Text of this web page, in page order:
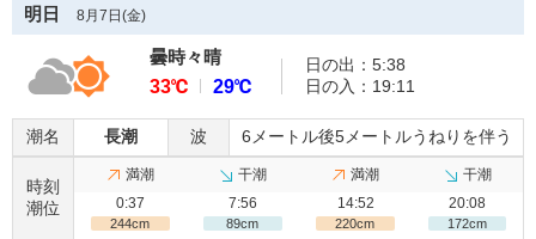
明日 8月7日(金)
曇時々晴
33℃
29℃
日の出：5:38
日の入：19:11
潮名 長潮 波 6メートル後5メートルうねりを伴う
時刻
潮位
満潮
0:37
244cm
干潮
7:56
89cm
満潮
14:52
220cm
干潮
20:08
172cm